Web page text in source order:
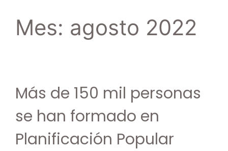
Mes: agosto 2022
Más de 150 mil personas
se han formado en
Planificación Popular